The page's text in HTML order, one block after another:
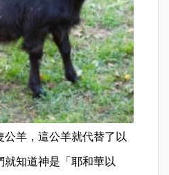
羊，這公羊就代替了以
知道神是「耶和華以